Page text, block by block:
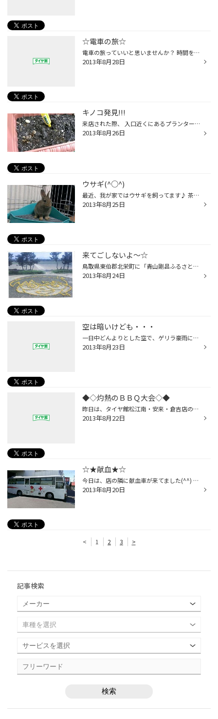
☆電車の旅☆
電車の旅っていいと思いませんか？ 時間を忘れて、外を眺めるとか☆ 自分はすごく好きなのですが、なかなか頻繁に行けないのが・・・ 近場ですが、ちょっと子供とお出かけして来ました（●＾o＾●） 松江～米子～境港の旅です☆ 海の幸を食べたり、水木しげるロードをぶらぶら(^^) 境港裏のフェリー乗り...
2013年8月28日
キノコ発見!!!
来店された際、 入口近くにあるプランターを ちょっと覗いてみて下さい(>_
2013年8月26日
ウサギ(^○^)
最近、我が家ではウサギを飼ってます♪ 茶色いんで『チャロ』って名前なんですけど、 家に帰ると、あっちこっちぺロペロと舐めてきます(^○^) 顔を洗う仕草や、寝てる姿はめちゃめちゃ可愛いですよ！！！ 娘も一生懸命世話してます!(^^)! ミニうさぎは名前はミニですけど、かなりデカくなるみたい・・...
2013年8月25日
来てごしないよ～☆
鳥取県東伯郡北栄町に「青山剛昌ふるさと館」 という所があります。 子供だけでなく、大人も楽しめますよ～(^o^) そこから南方向に５００ｍ？ぐらい行った所に 広場があり、コナンの巨大迷路や、たまにフリーマーケットなど してますよ☆ 迷路の最後は・・・＼(◎o◎)／！ びっくりしました！！ ぜ...
2013年8月24日
空は暗いけども・・・
一日中どんよりとした空で、ゲリラ豪雨に雷で 暗い感じでしたが、 スポーツでは、イチロー選手の4000本安打!! や、 高校野球では、前橋育英が逆転で初優勝!! など すごく明るくして貰えますね(^^)/ 高校野球 いつも感動をありがとう～(T_T) 皆さんお疲れ様でした。 来年は島根はもっとやりますよ～!!
2013年8月23日
◆◇灼熱のＢＢＱ大会◇◆
昨日は、タイヤ館松江南・安来・倉吉店の合同で ＢＢＱ大会をしました(^o^) 外で、わいわいガヤガヤ楽しかったですよ♪ 肉・魚・野菜etc…いっぱい食べて元気いっぱい!(^^)! やっぱＢＢＱ最高～！！
2013年8月22日
☆★献血★☆
今日は、店の隣に献血車が来てました(^^) 男は黙って400ml献血でしょって事で、 献血させて頂きました！！ みなさんも、献血して誰かの為に 協力しましょ～ね!(^^)!
2013年8月20日
< 1 2 3 >
記事検索